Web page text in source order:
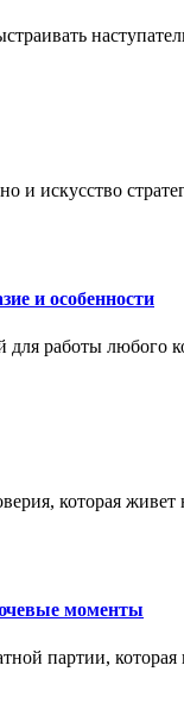
и искусство
и особенности
работы любого
которая
моменты
партии,